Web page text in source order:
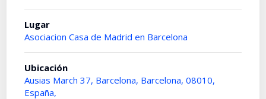
Lugar
Asociacion Casa de Madrid en Barcelona
Ubicación
Ausias March 37, Barcelona, Barcelona, 08010,
España,